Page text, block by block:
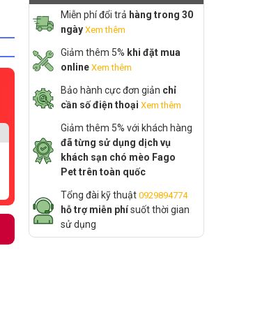
Miễn phí đổi trả hàng trong 30
ngày Xem thêm
Giảm thêm 5% khi đặt mua
online Xem thêm
Bảo hành cực đơn giản chỉ
cần số điện thoại Xem thêm
Giảm thêm 5% với khách hàng
đã từng sử dụng dịch vụ
khách sạn chó mèo Fago
Pet trên toàn quốc
Tổng đài kỹ thuật 0929894774
hỗ trợ miễn phísuốt thời gian
sử dụng